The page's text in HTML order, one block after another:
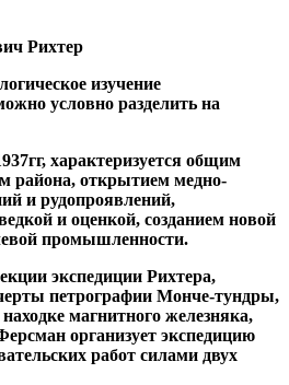
Рихтер
изучение
условно разделить на
характеризуется общим
района, открытием медно-
и рудопроявлений,
и оценкой, созданием новой
промышленности.
экспедиции Рихтера,
петрографии Монче-тундры,
магнитного железняка,
организует экспедицию
работ силами двух